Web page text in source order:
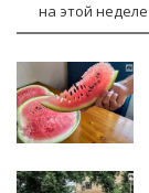
на этой неделе